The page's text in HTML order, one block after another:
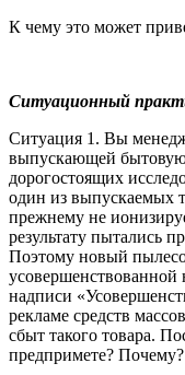
К чему это может
Ситуационный
Ситуация 1. Вы
выпускающей
дорогостоящих
один из выпускаемых
прежнему не
результату пытались
Поэтому новый
усовершенствованной
надписи
рекламе средств
сбыт такого товара.
предпримете? Почему?